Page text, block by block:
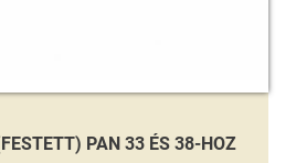
PAN 33 ÉS 38-HOZ